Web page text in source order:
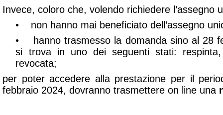
Invece, coloro che, volendo richiedere l’assegno
• non hanno mai beneficiato dell’assegno
• hanno trasmesso la domanda sino al 28
si trova in uno dei seguenti stati:
revocata;
per poter accedere alla prestazione per il
febbraio 2024, dovranno trasmettere on line una